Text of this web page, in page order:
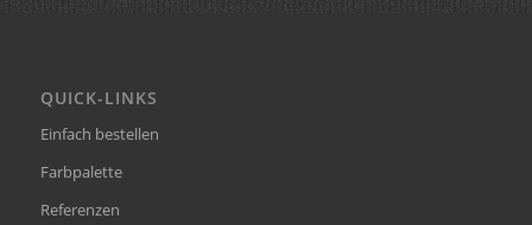
QUICK-LINKS
Einfach bestellen
Farbpalette
Referenzen